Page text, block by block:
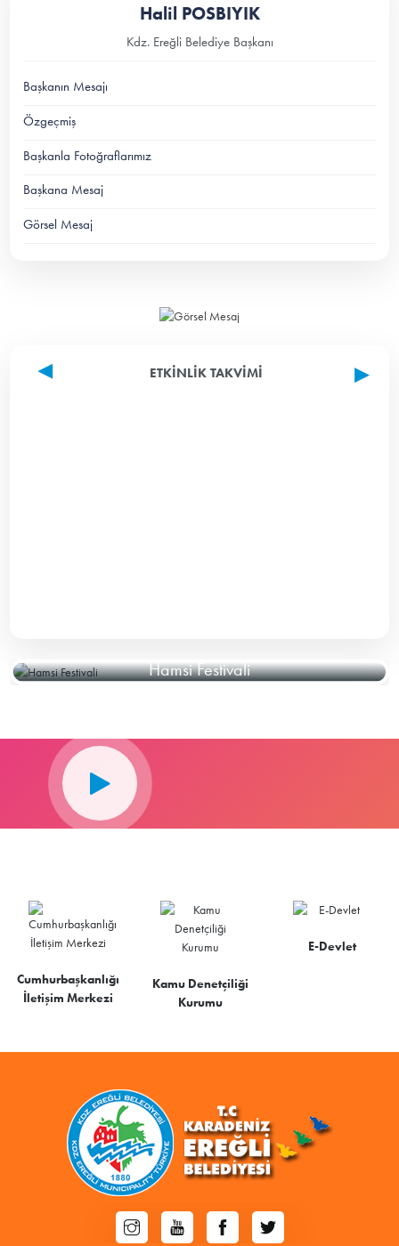
Halil POSBIYIK
Kdz. Ereğli Belediye Başkanı
Başkanın Mesajı
Özgeçmiş
Başkanla Fotoğraflarımız
Başkana Mesaj
Görsel Mesaj
ETKINLIK TAKVIMI
Hamsi Festivali
Cumhurbaşkanlığı
İletişim Merkezi
Kamu Denetçiliği
Kurumu
E-Devlet